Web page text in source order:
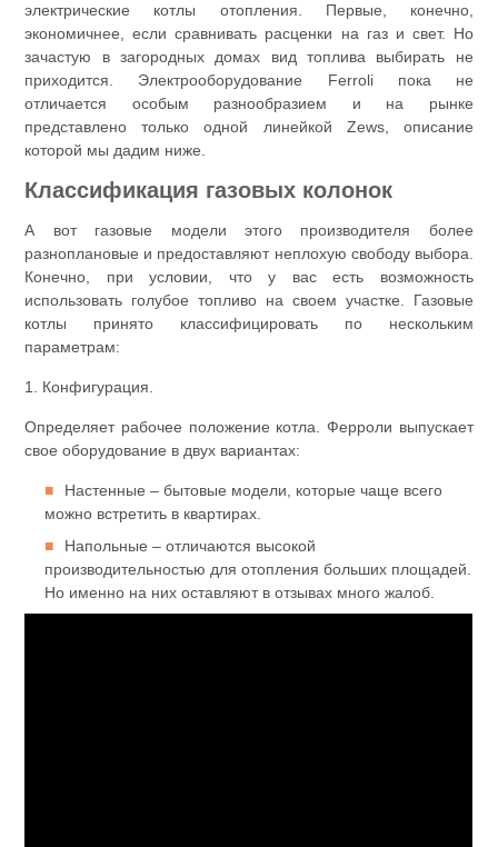
электрические котлы отопления. Первые, конечно,
экономичнее, если сравнивать расценки на газ и свет. Но
зачастую в загородных домах вид топлива выбирать не
приходится. Электрооборудование Ferroli пока не
отличается особым разнообразием и на рынке
представлено только одной линейкой Zews, описание
которой мы дадим ниже.
Классификация газовых колонок
А вот газовые модели этого производителя более
разноплановые и предоставляют неплохую свободу выбора.
Конечно, при условии, что у вас есть возможность
использовать голубое топливо на своем участке. Газовые
котлы принято классифицировать по нескольким
параметрам:
1. Конфигурация.
Определяет рабочее положение котла. Ферроли выпускает
свое оборудование в двух вариантах:
Настенные – бытовые модели, которые чаще всего
можно встретить в квартирах.
Напольные – отличаются высокой
производительностью для отопления больших площадей.
Но именно на них оставляют в отзывах много жалоб.